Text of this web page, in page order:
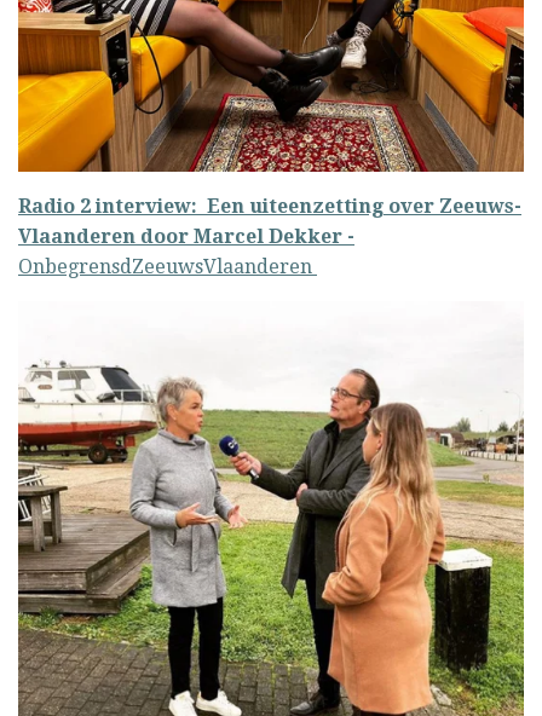
Radio 2 interview: Een uiteenzetting over Zeeuws-
Vlaanderen door Marcel Dekker -
OnbegrensdZeeuwsVlaanderen